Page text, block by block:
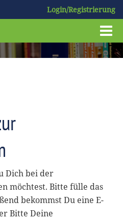
Login/Registrierung
Dich bei der
möchtest. Bitte fülle das
bekommst Du eine E-
Bitte Deine